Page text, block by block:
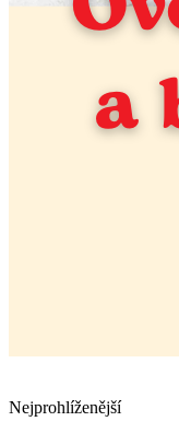
Nejprohlíženější